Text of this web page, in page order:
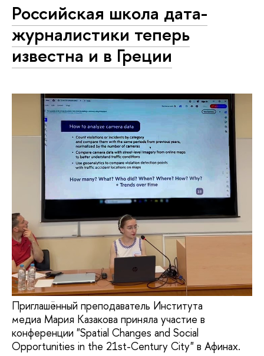
Российская школа дата-
журналистики теперь
известна и в Греции
Приглашённый преподаватель Института
медиа Мария Казакова приняла участие в
конференции "Spatial Changes and Social
Opportunities in the 21st-Century City" в Афинах.